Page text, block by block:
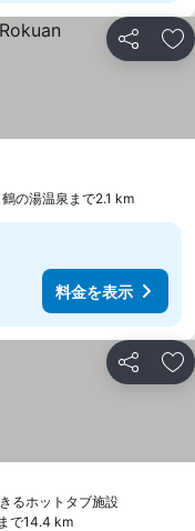
シェア お
の湯温泉まで2.1 km
料金を表示
シェア お
るホットタブ施設
で14.4 km